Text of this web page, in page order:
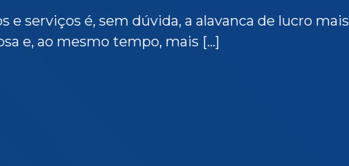
e serviços é, sem dúvida, a alavanca de lucro mais
e, ao mesmo tempo, mais […]